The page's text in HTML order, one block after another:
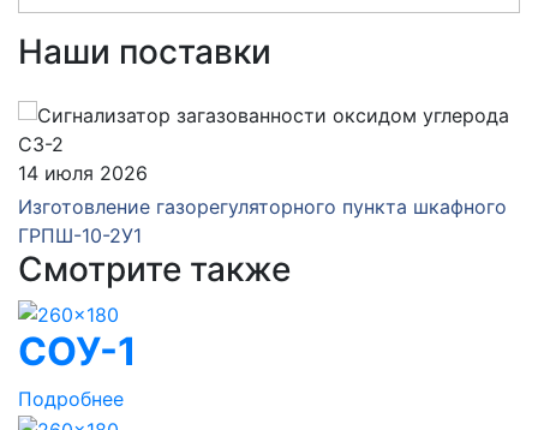
Наши поставки
14 июля 2026
Изготовление газорегуляторного пункта шкафного
ГРПШ-10-2У1
Смотрите также
СОУ-1
Подробнее